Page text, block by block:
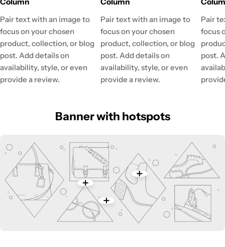
Pair text with an image to
focus on your chosen
product, collection, or blog
post. Add details on
availability, style, or even
provide a review.
Pair text with an image to
focus on your chosen
product, collection, or blog
post. Add details on
availability, style, or even
provide a review.
Pair
focus
post.
Banner with hotspots